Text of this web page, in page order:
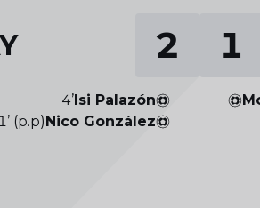
2 1
4’Isi Palazón
(p.p)Nico González